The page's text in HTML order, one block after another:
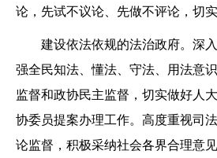
论，先试不议论、先做不评论，切
建设依法依规的法治政府。深
强全民知法、懂法、守法、用法意
监督和政协民主监督，切实做好人
协委员提案办理工作。高度重视司
论监督，积极采纳社会各界合理意